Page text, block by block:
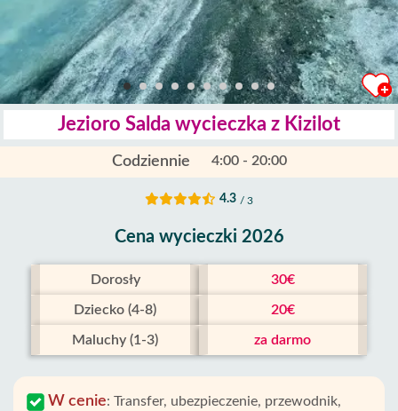
Jezioro Salda wycieczka z Kizilot
Codziennie 4:00 - 20:00
4.3 / 3
Cena wycieczki 2026
Dorosły 30€
Dziecko (4-8) 20€
Maluchy (1-3) za darmo
W cenie: Transfer, ubezpieczenie, przewodnik,